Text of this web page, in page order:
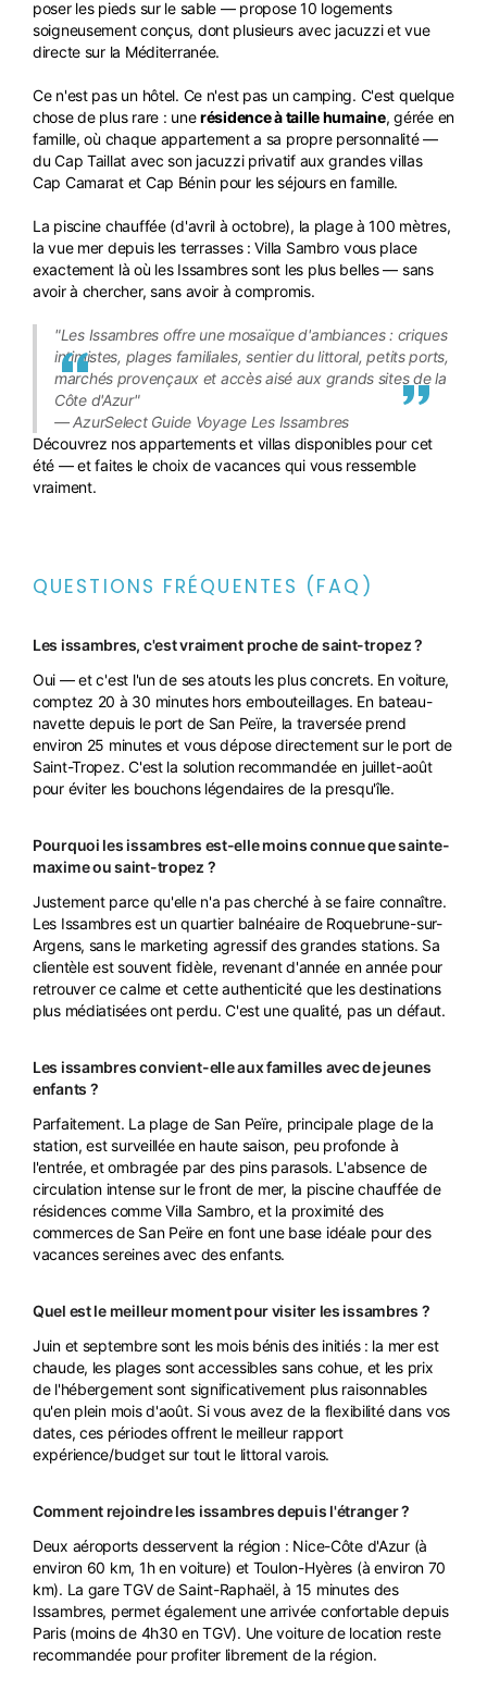
poser les pieds sur le sable — propose 10 logements
soigneusement conçus, dont plusieurs avec jacuzzi et vue
directe sur la Méditerranée.
Ce n'est pas un hôtel. Ce n'est pas un camping. C'est quelque
chose de plus rare : unerésidence à taille humaine, gérée en
famille, où chaque appartement a sa propre personnalité —
du Cap Taillat avec son jacuzzi privatif aux grandes villas
Cap Camarat et Cap Bénin pour les séjours en famille.
La piscine chauffée (d'avril à octobre), la plage à 100 mètres,
la vue mer depuis les terrasses : Villa Sambro vous place
exactement là où les Issambres sont les plus belles — sans
avoir à chercher, sans avoir à compromis.
"Les Issambres offre une mosaïque d'ambiances : criques
intimistes, plages familiales, sentier du littoral, petits ports,
marchés provençaux et accès aisé aux grands sites de la
Côte d'Azur"
— AzurSelect Guide Voyage Les Issambres
Découvrez nos appartements et villas disponibles pour cet
été — et faites le choix de vacances qui vous ressemble
vraiment.
QUESTIONS FRÉQUENTES (FAQ)
Les issambres, c'est vraiment proche de saint-tropez ?
Oui — et c'est l'un de ses atouts les plus concrets. En voiture,
comptez 20 à 30 minutes hors embouteillages. En bateau-
navette depuis le port de San Peïre, la traversée prend
environ 25 minutes et vous dépose directement sur le port de
Saint-Tropez. C'est la solution recommandée en juillet-août
pour éviter les bouchons légendaires de la presqu'île.
Pourquoi les issambres est-elle moins connue que sainte-
maxime ou saint-tropez ?
Justement parce qu'elle n'a pas cherché à se faire connaître.
Les Issambres est un quartier balnéaire de Roquebrune-sur-
Argens, sans le marketing agressif des grandes stations. Sa
clientèle est souvent fidèle, revenant d'année en année pour
retrouver ce calme et cette authenticité que les destinations
plus médiatisées ont perdu. C'est une qualité, pas un défaut.
Les issambres convient-elle aux familles avec de jeunes
enfants ?
Parfaitement. La plage de San Peïre, principale plage de la
station, est surveillée en haute saison, peu profonde à
l'entrée, et ombragée par des pins parasols. L'absence de
circulation intense sur le front de mer, la piscine chauffée de
résidences comme Villa Sambro, et la proximité des
commerces de San Peïre en font une base idéale pour des
vacances sereines avec des enfants.
Quel est le meilleur moment pour visiter les issambres ?
Juin et septembre sont les mois bénis des initiés : la mer est
chaude, les plages sont accessibles sans cohue, et les prix
de l'hébergement sont significativement plus raisonnables
qu'en plein mois d'août. Si vous avez de la flexibilité dans vos
dates, ces périodes offrent le meilleur rapport
expérience/budget sur tout le littoral varois.
Comment rejoindre les issambres depuis l'étranger ?
Deux aéroports desservent la région : Nice-Côte d'Azur (à
environ 60 km, 1h en voiture) et Toulon-Hyères (à environ 70
km). La gare TGV de Saint-Raphaël, à 15 minutes des
Issambres, permet également une arrivée confortable depuis
Paris (moins de 4h30 en TGV). Une voiture de location reste
recommandée pour profiter librement de la région.